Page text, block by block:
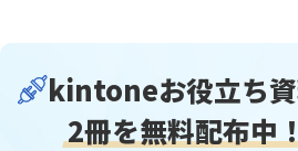
kintoneお役立ち
2冊を無料配布中！